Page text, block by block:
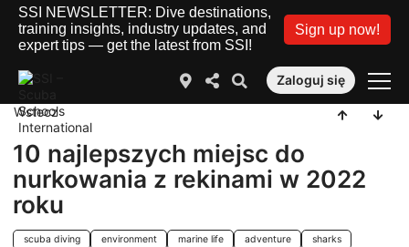
SSI NEWSLETTER: Dive destinations,
training insights, industry updates, and
expert tips — get the latest from SSI!
Sign up now!
Zaloguj się
Wstecz
10 najlepszych miejsc do
nurkowania z rekinami w 2022
roku
scuba diving environment marine life adventure sharks